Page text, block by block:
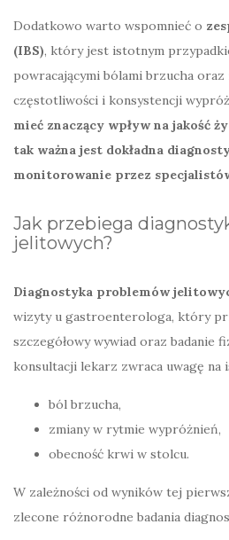
Dodatkowo warto wspomnieć o
(IBS), który jest istotnym
powracającymi bólami brzucha oraz
częstotliwości i konsystencji
mieć znaczący wpływ na jakość
tak ważna jest dokładna
monitorowanie przez
Jak przebiega
jelitowych?
Diagnostyka problemów
wizyty u gastroenterologa, który
szczegółowy wywiad oraz badanie
konsultacji lekarz zwraca uwagę na
ból brzucha,
zmiany w rytmie wypróżnień,
obecność krwi w stolcu.
W zależności od wyników tej
zlecone różnorodne badania